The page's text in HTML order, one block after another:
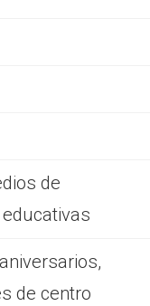
de
de centro